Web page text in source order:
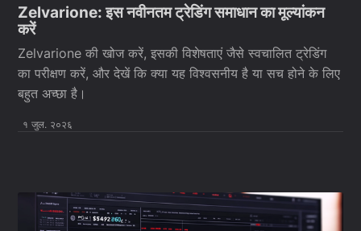
Zelvarione: इस नवीनतम ट्रेडिंग समाधान का मूल्यांकन
करें
Zelvarione की खोज करें, इसकी विशेषताएं जैसे स्वचालित ट्रेडिंग
का परीक्षण करें, और देखें कि क्या यह विश्वसनीय है या सच होने के लिए
बहुत अच्छा है।
१ जुल. २०२६